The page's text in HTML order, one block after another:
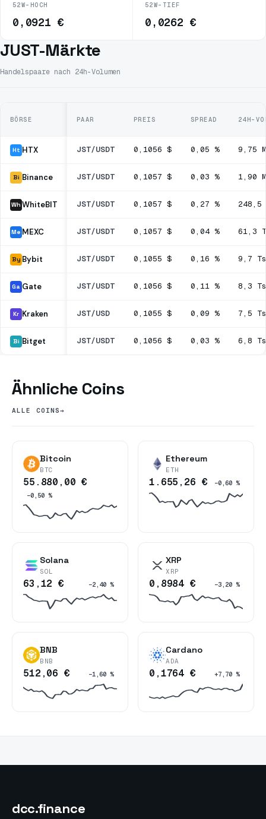
52W-HOCH
0,0921 €
52W-TIEF
0,0262 €
JUST-Märkte
Handelspaare nach 24h-Volumen
BÖRSE PAAR PREIS SPREAD 24H-
Ht HTX JST/USDT 0,1056 $ 0,05 % 9,75
Bi Binance JST/USDT 0,1057 $ 0,03 % 1,90
Wh WhiteBIT JST/USDT 0,1057 $ 0,27 %
Me MEXC JST/USDT 0,1057 $ 0,04 % 61,3
By Bybit JST/USDT 0,1055 $ 0,16 % 9,7
Ga Gate JST/USDT 0,1056 $ 0,11 % 8,3
Kr Kraken JST/USD 0,1055 $ 0,09 % 7,5
Bi Bitget JST/USDT 0,1056 $ 0,03 % 6,8
Ähnliche Coins
ALLE COINS→
Bitcoin
BTC
55.880,00 €
−0,50 %
Ethereum
ETH
1.655,26 € −0,60 %
Solana
SOL
63,12 € −2,40 %
XRP
XRP
0,8984 € −3,20 %
BNB
BNB
512,06 € −1,60 %
Cardano
ADA
0,1764 € +7,70 %
dcc.finance